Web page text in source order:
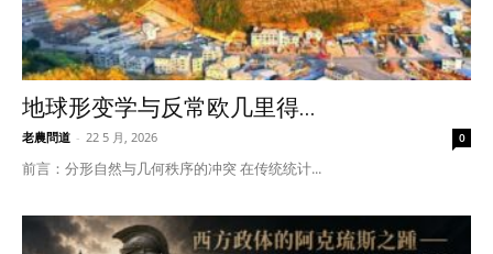
地球形变学与反常欧几里得...
老農問道 - 22 5 月, 2026 0
前言：分形自然与几何秩序的冲突 在传统统计...